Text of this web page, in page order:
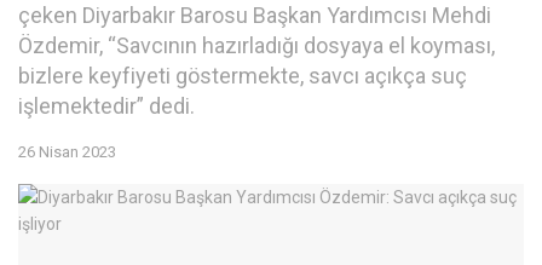
çeken Diyarbakır Barosu Başkan Yardımcısı Mehdi
Özdemir, “Savcının hazırladığı dosyaya el koyması,
bizlere keyfiyeti göstermekte, savcı açıkça suç
işlemektedir” dedi.
26 Nisan 2023